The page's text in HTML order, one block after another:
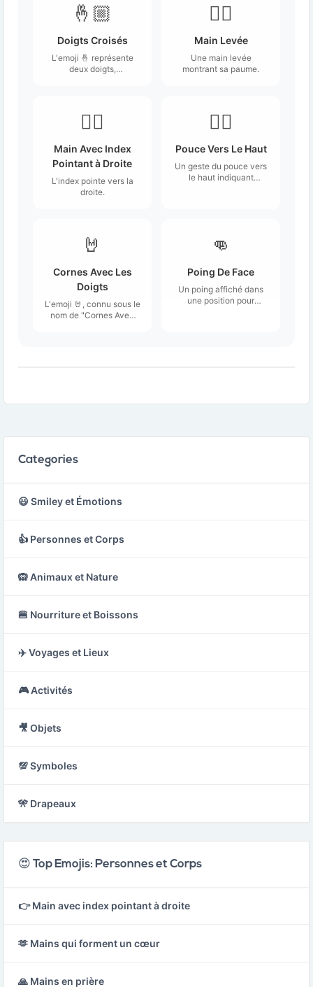
🤞🏼
Doigts Croisés
L'emoji 🤞 représente
deux doigts,
✋🏼
Main Levée
Une main levée
montrant sa paume.
👉🏼
Main Avec Index
Pointant à Droite
L'index pointe vers la
droite.
👍🏼
Pouce Vers Le Haut
Un geste du pouce vers
le haut indiquant
🤘
Cornes Avec Les
Doigts
L'emoji 🤘, connu sous le
nom de "Cornes Avec
👊
Poing De Face
Un poing affiché dans
une position pour
Categories
😃 Smiley et Émotions
👍 Personnes et Corps
🙉 Animaux et Nature
🍔 Nourriture et Boissons
✈️ Voyages et Lieux
🎮 Activités
🎥 Objets
💯 Symboles
🎌 Drapeaux
😍 Top Emojis: Personnes et Corps
👉 Main avec index pointant à droite
🫶 Mains qui forment un cœur
🙏 Mains en prière